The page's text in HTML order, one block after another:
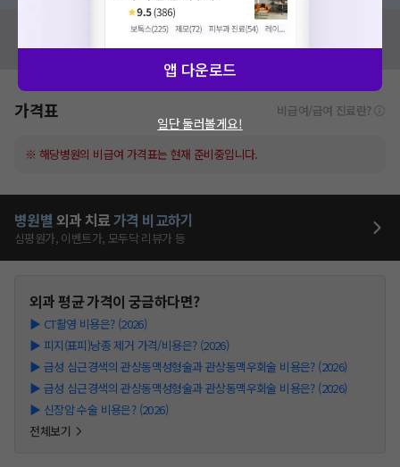
혹시 잘못된 병원정보가 있나요?
모두닥 팀에 알려주세요!
가격표 비급여/급여 진료란?
※ 해당병원의 비급여 가격표는 현재 준비중입니다.
병원별 외과 치료가격 비교하기
심평원가, 이벤트가, 모두닥 리뷰가 등
외과평균 가격이 궁금하다면?
▶ CT촬영 비용은? (2026)
▶ 피지(표피)낭종 제거 가격/비용은? (2026)
▶ 급성 심근경색의 관상동맥성형술과 관상동맥우회술 비용은? (2026)
▶ 급성 심근경색의 관상동맥성형술과 관상동맥우회술 비용은? (2026)
▶ 신장암 수술 비용은? (2026)
전체보기
앱 다운로드
일단 둘러볼게요!